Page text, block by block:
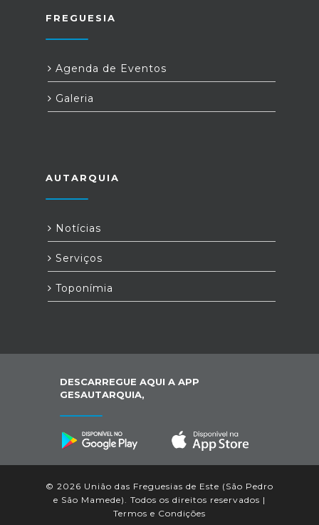
FREGUESIA
Agenda de Eventos
Galeria
AUTARQUIA
Notícias
Serviços
Toponímia
DESCARREGUE AQUI A APP
GESAUTARQUIA,
© 2026 União das Freguesias de Este (São Pedro
e São Mamede). Todos os direitos reservados |
Termos e Condições